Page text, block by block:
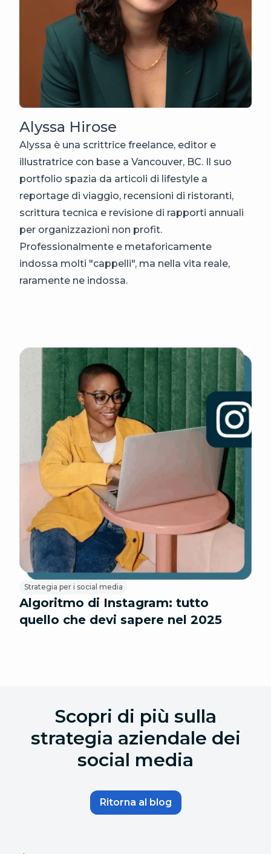
Alyssa Hirose
Alyssa è una scrittrice freelance, editor e
illustratrice con base a Vancouver, BC. Il suo
portfolio spazia da articoli di lifestyle a
reportage di viaggio, recensioni di ristoranti,
scrittura tecnica e revisione di rapporti annuali
per organizzazioni non profit.
Professionalmente e metaforicamente
indossa molti "cappelli", ma nella vita reale,
raramente ne indossa.
Strategia per i social media
Algoritmo di Instagram: tutto
quello che devi sapere nel 2025
Scopri di più sulla
strategia aziendale dei
social media
Ritorna al blog